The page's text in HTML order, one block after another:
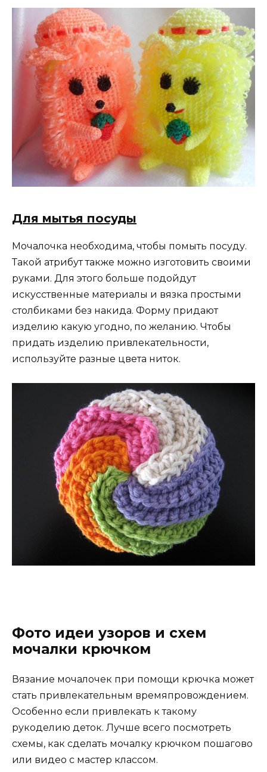
Для мытья посуды
Мочалочка необходима, чтобы помыть посуду.
Такой атрибут также можно изготовить своими
руками. Для этого больше подойдут
искусственные материалы и вязка простыми
столбиками без накида. Форму придают
изделию какую угодно, по желанию. Чтобы
придать изделию привлекательности,
используйте разные цвета ниток.
Фото идеи узоров и схем
мочалки крючком
Вязание мочалочек при помощи крючка может
стать привлекательным времяпровождением.
Особенно если привлекать к такому
рукоделию деток. Лучше всего посмотреть
схемы, как сделать мочалку крючком пошагово
или видео с мастер классом.